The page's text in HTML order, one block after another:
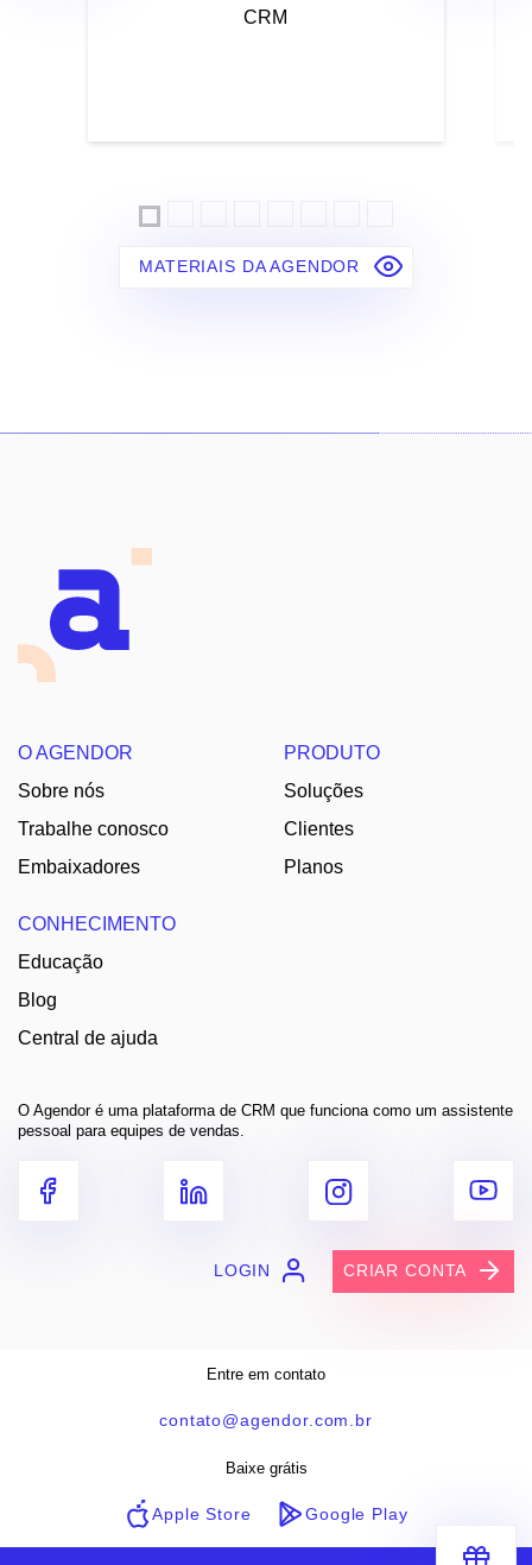
CRM
MATERIAIS DA AGENDOR
O AGENDOR
Sobre nós
Trabalhe conosco
Embaixadores
PRODUTO
Soluções
Clientes
Planos
CONHECIMENTO
Educação
Blog
Central de ajuda
O Agendor é uma plataforma de CRM que funciona como um assistente
pessoal para equipes de vendas.
LOGIN CRIAR CONTA
Entre em contato
contato@agendor.com.br
Baixe grátis
Apple Store Google Play